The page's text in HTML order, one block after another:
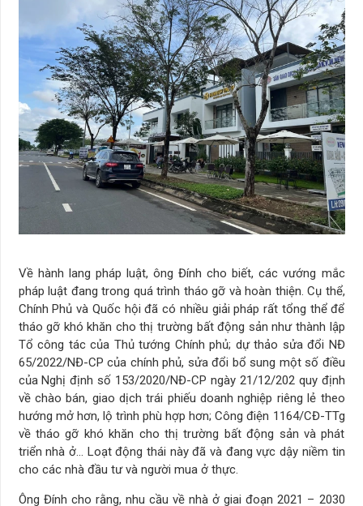
Về hành lang pháp luật, ông Đính cho biết, các vướng mắc
pháp luật đang trong quá trình tháo gỡ và hoàn thiện. Cụ thể,
Chính Phủ và Quốc hội đã có nhiều giải pháp rất tổng thể để
tháo gỡ khó khăn cho thị trường bất động sản như thành lập
Tổ công tác của Thủ tướng Chính phủ; dự thảo sửa đổi NĐ
65/2022/NĐ-CP của chính phủ, sửa đổi bổ sung một số điều
của Nghị định số 153/2020/NĐ-CP ngày 21/12/202 quy định
về chào bán, giao dịch trái phiếu doanh nghiệp riêng lẻ theo
hướng mở hơn, lộ trình phù hợp hơn; Công điện 1164/CĐ-TTg
về tháo gỡ khó khăn cho thị trường bất động sản và phát
triển nhà ở… Loạt động thái này đã và đang vực dậy niềm tin
cho các nhà đầu tư và người mua ở thực.
Ông Đính cho rằng, nhu cầu về nhà ở giai đoạn 2021 – 2030